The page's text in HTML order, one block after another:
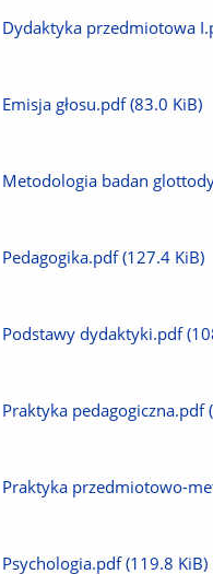
Pobierz
Dydaktyka przedmiotowa
Pobierz
Emisja głosu.pdf (83.0 KiB)
Pobierz
Metodologia badan
Pobierz
Pedagogika.pdf (127.4 KiB)
Pobierz
Podstawy dydaktyki.pdf
Pobierz
Praktyka pedagogiczna.pdf
Pobierz
Praktyka przedmiotowo-
Pobierz
Psychologia.pdf (119.8 KiB)